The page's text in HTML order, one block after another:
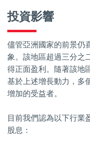
投資影響
儘管亞洲國家的前景仍
象。該地區超過三分之
得正面盈利。隨著該地
基於上述增長動力，多
增加的受益者。
目前我們認為以下行業
股息：